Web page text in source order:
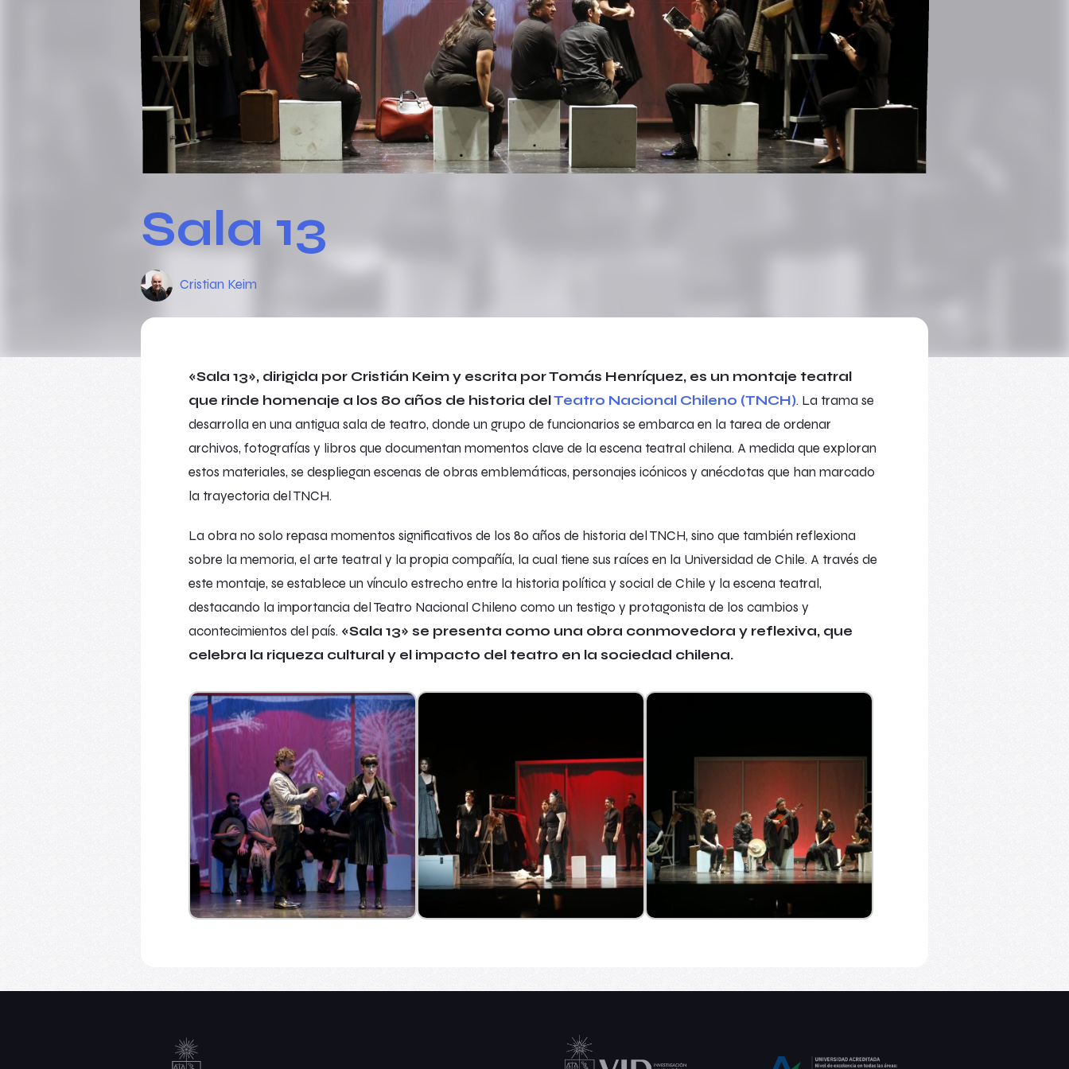
Sala 13
Cristian Keim
«Sala 13», dirigida por Cristián Keim y escrita por Tomás Henríquez, es un montaje teatral
que rinde homenaje a los 80 años de historia delTeatro Nacional Chileno (TNCH). La trama se
desarrolla en una antigua sala de teatro, donde un grupo de funcionarios se embarca en la tarea de ordenar
archivos, fotografías y libros que documentan momentos clave de la escena teatral chilena. A medida que exploran
estos materiales, se despliegan escenas de obras emblemáticas, personajes icónicos y anécdotas que han marcado
la trayectoria del TNCH.
La obra no solo repasa momentos significativos de los 80 años de historia del TNCH, sino que también reflexiona
sobre la memoria, el arte teatral y la propia compañía, la cual tiene sus raíces en la Universidad de Chile. A través de
este montaje, se establece un vínculo estrecho entre la historia política y social de Chile y la escena teatral,
destacando la importancia del Teatro Nacional Chileno como un testigo y protagonista de los cambios y
acontecimientos del país. «Sala 13» se presenta como una obra conmovedora y reflexiva, que
celebra la riqueza cultural y el impacto del teatro en la sociedad chilena.